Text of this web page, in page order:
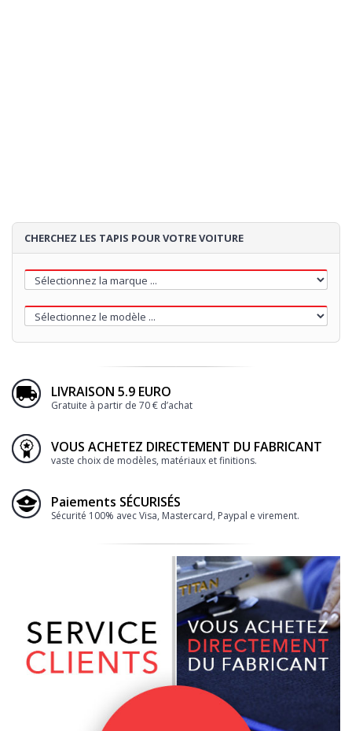
Loading...
CHERCHEZ LES TAPIS POUR VOTRE VOITURE
LIVRAISON 5.9 EURO
Gratuite à partir de 70 € d’achat
VOUS ACHETEZ DIRECTEMENT DU FABRICANT
vaste choix de modèles, matériaux et finitions.
Paiements SÉCURISÉS
Sécurité 100% avec Visa, Mastercard, Paypal e virement.